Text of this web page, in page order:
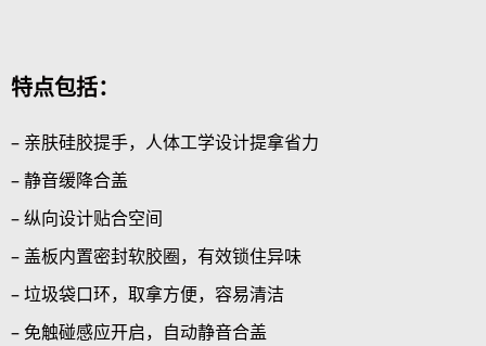
特点包括：
– 亲肤硅胶提手，人体工学设计提拿省力
– 静音缓降合盖
– 纵向设计贴合空间
– 盖板内置密封软胶圈，有效锁住异味
– 垃圾袋口环，取拿方便，容易清洁
– 免触碰感应开启，自动静音合盖